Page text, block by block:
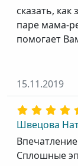
сказать,
паре мама-
помогает
15.11.2019
Швецова
Сплошные